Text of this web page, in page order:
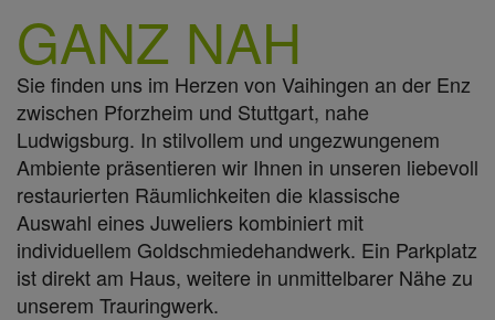
GANZ NAH
Sie finden uns im Herzen von Vaihingen an der Enz
zwischen Pforzheim und Stuttgart, nahe
Ludwigsburg. In stilvollem und ungezwungenem
Ambiente präsentieren wir Ihnen in unseren liebevoll
restaurierten Räumlichkeiten die klassische
Auswahl eines Juweliers kombiniert mit
individuellem Goldschmiedehandwerk. Ein Parkplatz
ist direkt am Haus, weitere in unmittelbarer Nähe zu
unserem Trauringwerk.